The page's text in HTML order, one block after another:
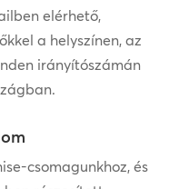
elérhető,
a helyszínen, az
irányítószámán
csomagunkhoz, és